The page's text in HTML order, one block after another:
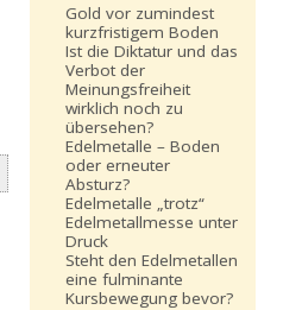
Gold vor zumindest
kurzfristigem Boden
Ist die Diktatur und das
Verbot der
Meinungsfreiheit
wirklich noch zu
übersehen?
Edelmetalle – Boden
oder erneuter
Absturz?
Edelmetalle „trotz“
Edelmetallmesse unter
Druck
Steht den Edelmetallen
eine fulminante
Kursbewegung bevor?